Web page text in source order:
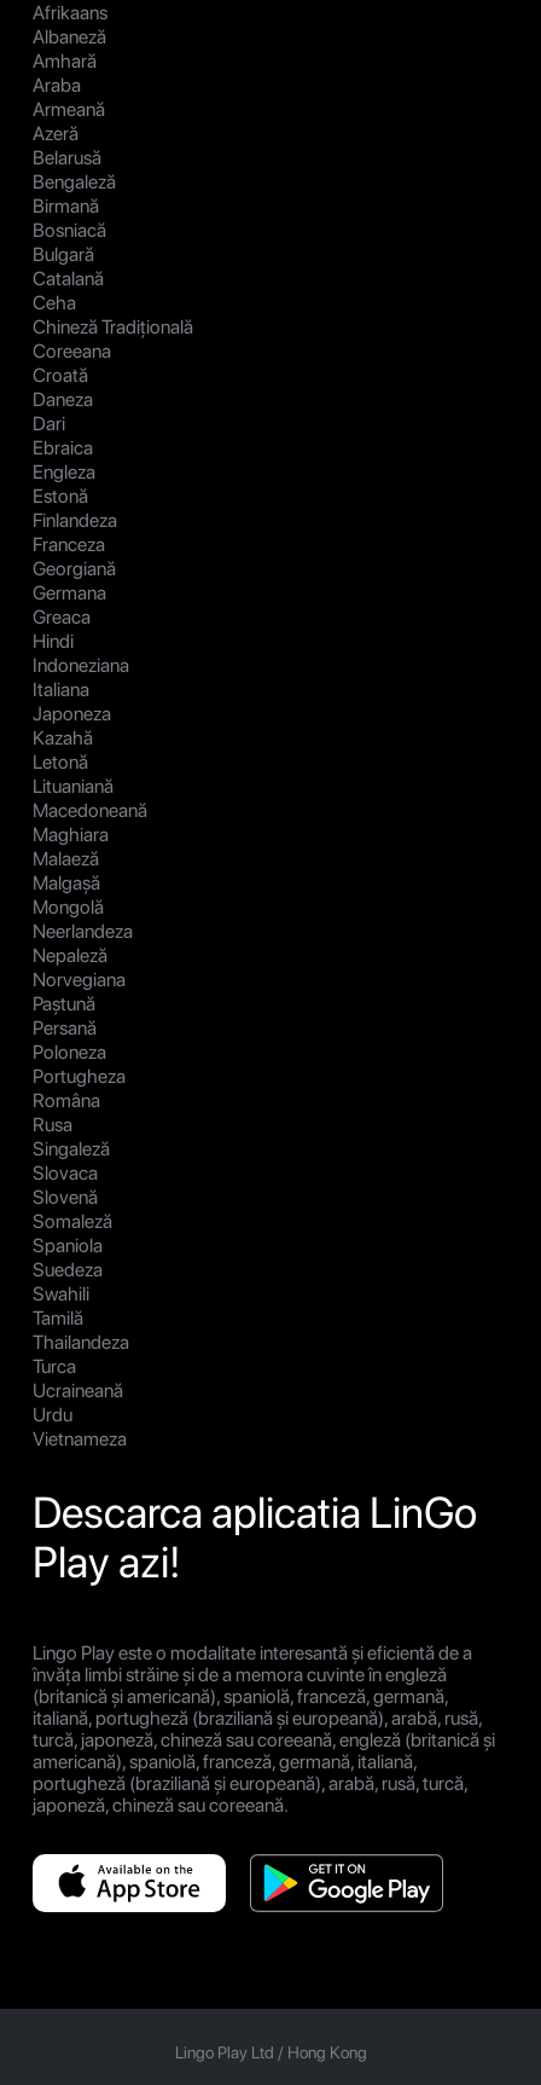
Afrikaans
Albaneză
Amhară
Araba
Armeană
Azeră
Belarusă
Bengaleză
Birmană
Bosniacă
Bulgară
Catalană
Ceha
Chineză Tradițională
Coreeana
Croată
Daneza
Dari
Ebraica
Engleza
Estonă
Finlandeza
Franceza
Georgiană
Germana
Greaca
Hindi
Indoneziana
Italiana
Japoneza
Kazahă
Letonă
Lituaniană
Macedoneană
Maghiara
Malaeză
Malgașă
Mongolă
Neerlandeza
Nepaleză
Norvegiana
Paștună
Persană
Poloneza
Portugheza
Româna
Rusa
Singaleză
Slovaca
Slovenă
Somaleză
Spaniola
Suedeza
Swahili
Tamilă
Thailandeza
Turca
Ucraineană
Urdu
Vietnameza
Descarca aplicatia LinGo
Play azi!
Lingo Play este o modalitate interesantă și eficientă de a
învăța limbi străine și de a memora cuvinte în engleză
(britanică și americană), spaniolă, franceză, germană,
italiană, portugheză (braziliană și europeană), arabă, rusă,
turcă, japoneză, chineză sau coreeană, engleză (britanică și
americană), spaniolă, franceză, germană, italiană,
portugheză (braziliană și europeană), arabă, rusă, turcă,
japoneză, chineză sau coreeană.
Lingo Play Ltd / Hong Kong